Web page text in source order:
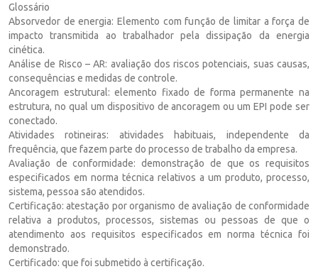
Glossário
Absorvedor de energia: Elemento com função de limitar a força de
impacto transmitida ao trabalhador pela dissipação da energia
cinética.
Análise de Risco – AR: avaliação dos riscos potenciais, suas causas,
consequências e medidas de controle.
Ancoragem estrutural: elemento fixado de forma permanente na
estrutura, no qual um dispositivo de ancoragem ou um EPI pode ser
conectado.
Atividades rotineiras: atividades habituais, independente da
frequência, que fazem parte do processo de trabalho da empresa.
Avaliação de conformidade: demonstração de que os requisitos
especificados em norma técnica relativos a um produto, processo,
sistema, pessoa são atendidos.
Certificação: atestação por organismo de avaliação de conformidade
relativa a produtos, processos, sistemas ou pessoas de que o
atendimento aos requisitos especificados em norma técnica foi
demonstrado.
Certificado: que foi submetido à certificação.